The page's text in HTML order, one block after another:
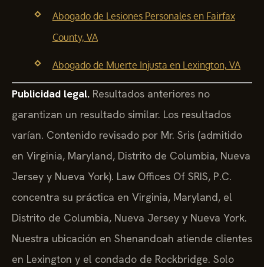
Abogado de Lesiones Personales en Fairfax
County, VA
Abogado de Muerte Injusta en Lexington, VA
Publicidad legal. Resultados anteriores no
garantizan un resultado similar. Los resultados
varían. Contenido revisado por Mr. Sris (admitido
en Virginia, Maryland, Distrito de Columbia, Nueva
Jersey y Nueva York). Law Offices Of SRIS, P.C.
concentra su práctica en Virginia, Maryland, el
Distrito de Columbia, Nueva Jersey y Nueva York.
Nuestra ubicación en Shenandoah atiende clientes
en Lexington y el condado de Rockbridge. Solo